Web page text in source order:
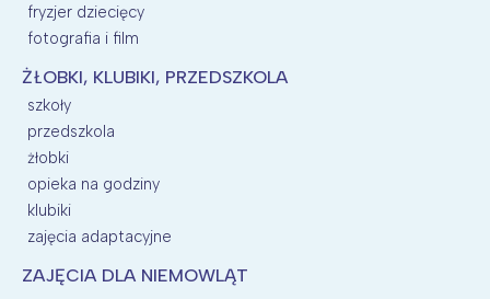
fryzjer dziecięcy
fotografia i film
ŻŁOBKI, KLUBIKI, PRZEDSZKOLA
szkoły
przedszkola
żłobki
opieka na godziny
klubiki
zajęcia adaptacyjne
ZAJĘCIA DLA NIEMOWLĄT